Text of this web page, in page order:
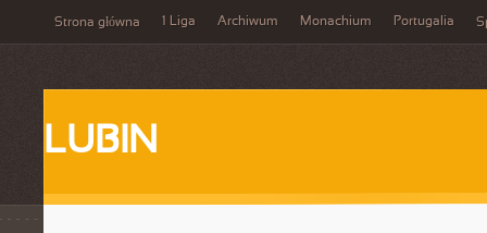
Strona główna 1 Liga Archiwum Monachium Portugalia
LUBIN